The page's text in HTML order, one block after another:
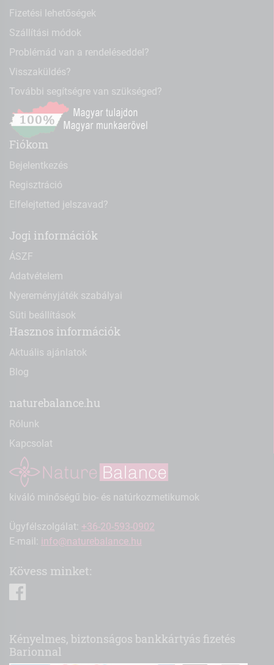
Fizetési lehetőségek
Szállítási módok
Problémád van a rendeléseddel?
Visszaküldés?
További segítségre van szükséged?
Fiókom
Bejelentkezés
Regisztráció
Elfelejtetted jelszavad?
Jogi információk
ÁSZF
Adatvételem
Nyereményjáték szabályai
Süti beállítások
Hasznos információk
Aktuális ajánlatok
Blog
naturebalance.hu
Rólunk
Kapcsolat
kiváló minőségű bio- és natúrkozmetikumok
Ügyfélszolgálat: +36-20-593-0902
E-mail: info@naturebalance.hu
Kövess minket:
Kényelmes, biztonságos bankkártyás fizetés
Barionnal